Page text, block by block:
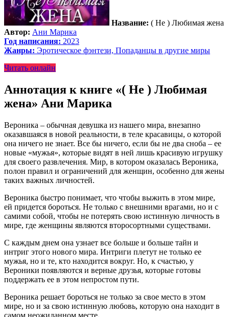
Название: ( Не ) Любимая жена
Автор: Ани Марика
Год написания: 2023
Жанры: Эротическое фэнтези, Попаданцы в другие миры
Читать онлайн
Аннотация к книге «( Не ) Любимая
жена» Ани Марика
Вероника – обычная девушка из нашего мира, внезапно
оказавшаяся в новой реальности, в теле красавицы, о которой
она ничего не знает. Все бы ничего, если бы не два сноба – ее
новые «мужья», которые видят в ней лишь красивую игрушку
для своего развлечения. Мир, в котором оказалась Вероника,
полон правил и ограничений для женщин, особенно для жены
таких важных личностей.
Вероника быстро понимает, что чтобы выжить в этом мире,
ей придется бороться. Не только с внешними врагами, но и с
самими собой, чтобы не потерять свою истинную личность в
мире, где женщины являются второсортными существами.
С каждым днем она узнает все больше и больше тайн и
интриг этого нового мира. Интриги плетут не только ее
мужья, но и те, кто находится вокруг. Но, к счастью, у
Вероники появляются и верные друзья, которые готовы
поддержать ее в этом непростом пути.
Вероника решает бороться не только за свое место в этом
мире, но и за свою истинную любовь, которую она находит в
самом неожиданном месте.